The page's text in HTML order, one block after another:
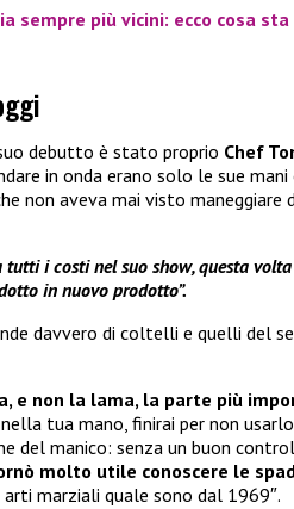
sempre più vicini: ecco cosa sta
debutto è stato proprio Chef
in onda erano solo le sue mani
non aveva mai visto maneggiare
i costi nel suo show, questa
in nuovo prodotto”.
davvero di coltelli e quelli del
e non la lama, la parte più
tua mano, finirai per non
del manico: senza un buon
molto utile conoscere le
marziali quale sono dal 1969″.